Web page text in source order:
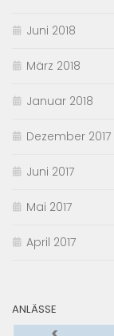
Juni 2018
März 2018
Januar 2018
Dezember 2017
Juni 2017
Mai 2017
April 2017
ANLÄSSE